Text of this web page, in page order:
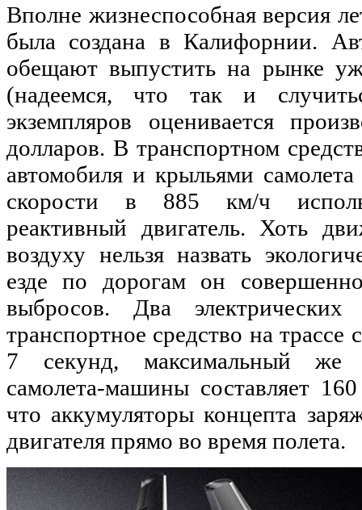
Вполне жизнеспособная версия
была создана в Калифорнии.
обещают выпустить на рынке
(надеемся, что так и
экземпляров оценивается
долларов. В транспортном
автомобиля и крыльями самолета
скорости в 885 км/ч
реактивный двигатель. Хоть
воздуху нельзя назвать
езде по дорогам он
выбросов. Два электрических
транспортное средство на трассе
7 секунд, максимальный же
самолета-машины составляет
что аккумуляторы концепта
двигателя прямо во время полета.